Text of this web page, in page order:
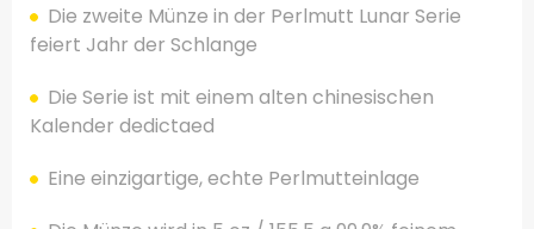
Die zweite Münze in der Perlmutt Lunar Serie
feiert Jahr der Schlange
Die Serie ist mit einem alten chinesischen
Kalender dedictaed
Eine einzigartige, echte Perlmutteinlage